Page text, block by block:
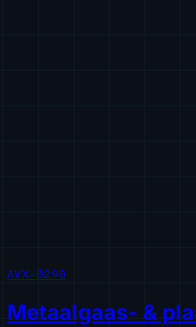
AVX-0290
Metaalgaas- &